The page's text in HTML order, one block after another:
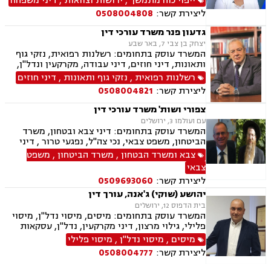
רשלנות רפואית, נוטריון
ליצירת קשר: 0508004808
גדעון פנר משרד עורכי דין
יצחק בן צבי 7, באר שבע
המשרד עוסק בתחומים: רשלנות רפואית, נזקי גוף
ותאונות, דיני חוזים, דיני עבודה, מקרקעין ונדל"ן,
דיני משפחה, בנקים, פלילי, נזקי גוף, תאונות עבודה,
תאונות דרכים, משפט מסחרי, תביעות ביטוח ונזקי
רכוש, ייפוי כוח מתמשך, נוטריון , רשלנות רפואית-
הריון ולידה, לשון הרע, תאונות ספורט, בריאות
הנפש, אובדן כושר עבודה , תאונות תלמידים,
תאונות עקב רשלנות, נזקי רכוש, קבלנות חוזית,
השקעות בחו"ל, דין משמעתי, עובדים זרים, זכויות
נשים בהריון, תכנון ובניה, דיור מוגן, אגודות
שיתופיות, ליקויי בנייה, מושבים וקיבוצים , ועוד
רשלנות רפואית , נזקי גוף ותאונות , דיני חוזים
ליצירת קשר: 0508004821
צפורי ושות' משרד עורכי דין
עם ועולמו 3, ירושלים
המשרד עוסק בתחומים: דיני צבא ובטחון, משרד
הביטחון, משפט צבאי, נכי צה"ל, נפגעי טרור , דיני
ביטוח, ביטוח לאומי, דיני מקרקעין, עסקאות מכר
דירה, תמ"א 38, ייפוי כח מתמשך
צבא ומשרד הבטחון, משרד הביטחון, משפט
צבאי
ליצירת קשר: 0509693060
יהושע (שוקי) ג'אנה, עורך דין
בית הדפוס 12, ירושלים
המשרד עוסק בתחומים: מיסים, מיסוי נדל"ן, מיסוי
פלילי, גילוי מרצון, דיני מקרקעין, נדל"ן, עסקאות
מכר דירה, פינוי בינוי, קבוצות רכישה, תמ"א 38
מיסים , מיסוי נדל"ן, מיסוי פלילי
ליצירת קשר: 0508004777